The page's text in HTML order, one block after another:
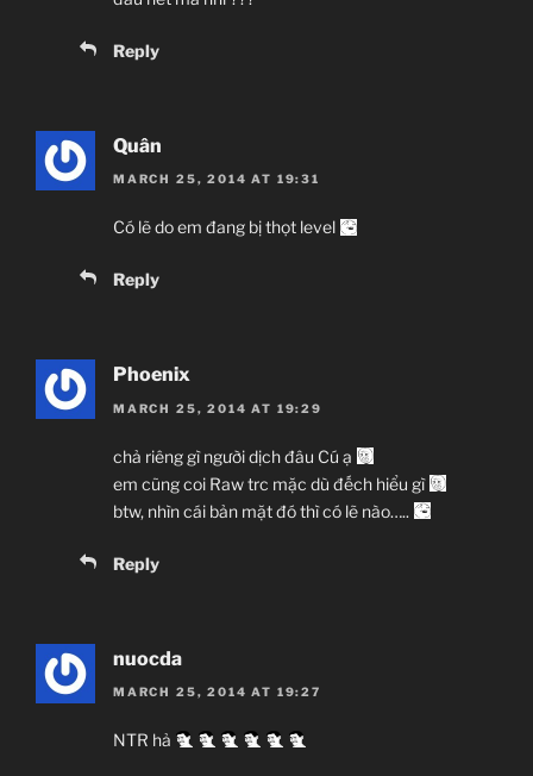
Reply
Quân
MARCH 25, 2014 AT 19:31
Có lẽ do em đang bị thọt level
Reply
Phoenix
MARCH 25, 2014 AT 19:29
chả riêng gì người dịch đâu Cú ạ
em cũng coi Raw trc mặc dù đếch hiểu gì
btw, nhìn cái bản mặt đó thì có lẽ nào…..
Reply
nuocda
MARCH 25, 2014 AT 19:27
NTR hả